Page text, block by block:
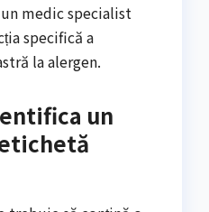
medic specialist
specifică a
la alergen.
un